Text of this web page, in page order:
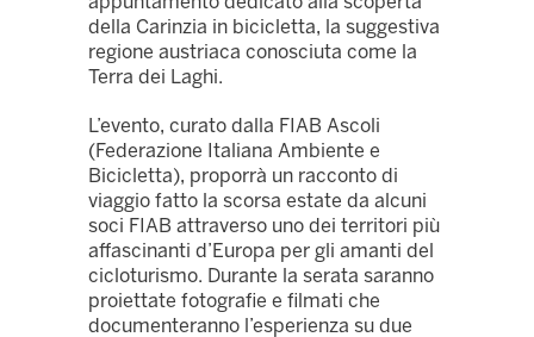
della Carinzia in bicicletta, la suggestiva
regione austriaca conosciuta come la
Terra dei Laghi.
L’evento, curato dalla FIAB Ascoli
(Federazione Italiana Ambiente e
Bicicletta), proporrà un racconto di
viaggio fatto la scorsa estate da alcuni
soci FIAB attraverso uno dei territori più
affascinanti d’Europa per gli amanti del
cicloturismo. Durante la serata saranno
proiettate fotografie e filmati che
documenteranno l’esperienza su due